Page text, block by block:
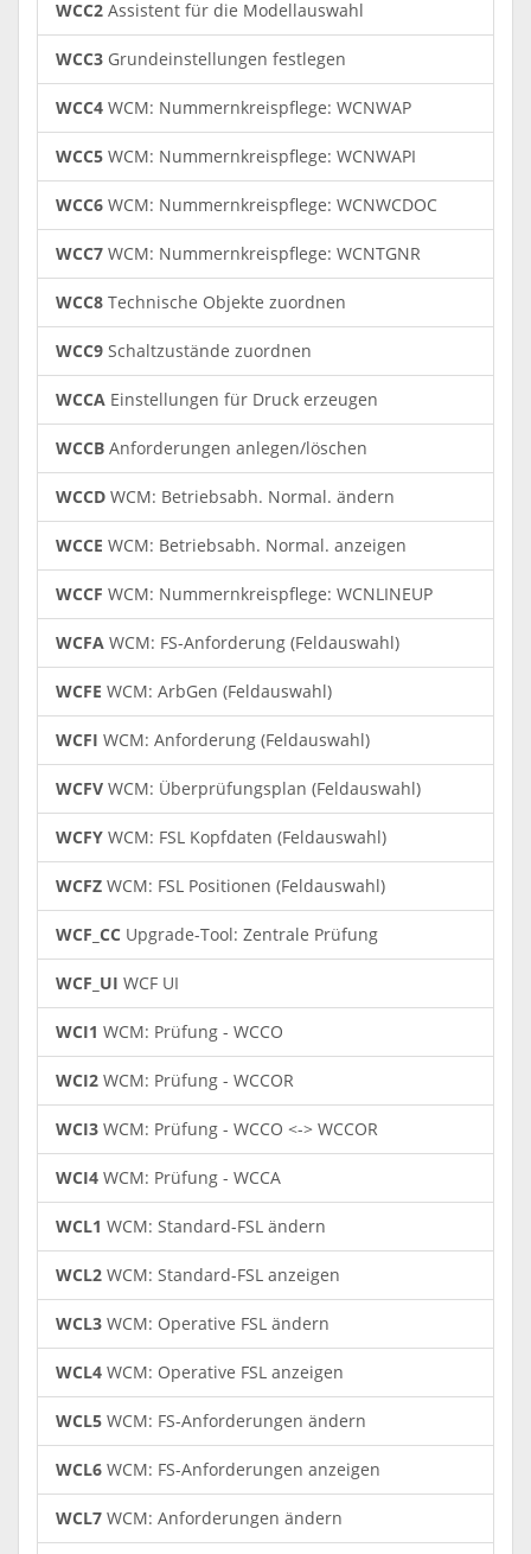
WCC2 Assistent für die Modellauswahl
WCC3 Grundeinstellungen festlegen
WCC4 WCM: Nummernkreispflege: WCNWAP
WCC5 WCM: Nummernkreispflege: WCNWAPI
WCC6 WCM: Nummernkreispflege: WCNWCDOC
WCC7 WCM: Nummernkreispflege: WCNTGNR
WCC8 Technische Objekte zuordnen
WCC9 Schaltzustände zuordnen
WCCA Einstellungen für Druck erzeugen
WCCB Anforderungen anlegen/löschen
WCCD WCM: Betriebsabh. Normal. ändern
WCCE WCM: Betriebsabh. Normal. anzeigen
WCCF WCM: Nummernkreispflege: WCNLINEUP
WCFA WCM: FS-Anforderung (Feldauswahl)
WCFE WCM: ArbGen (Feldauswahl)
WCFI WCM: Anforderung (Feldauswahl)
WCFV WCM: Überprüfungsplan (Feldauswahl)
WCFY WCM: FSL Kopfdaten (Feldauswahl)
WCFZ WCM: FSL Positionen (Feldauswahl)
WCF_CC Upgrade-Tool: Zentrale Prüfung
WCF_UI WCF UI
WCI1 WCM: Prüfung - WCCO
WCI2 WCM: Prüfung - WCCOR
WCI3 WCM: Prüfung - WCCO <-> WCCOR
WCI4 WCM: Prüfung - WCCA
WCL1 WCM: Standard-FSL ändern
WCL2 WCM: Standard-FSL anzeigen
WCL3 WCM: Operative FSL ändern
WCL4 WCM: Operative FSL anzeigen
WCL5 WCM: FS-Anforderungen ändern
WCL6 WCM: FS-Anforderungen anzeigen
WCL7 WCM: Anforderungen ändern